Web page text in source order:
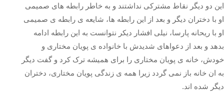
این دو دیگر نقاط مشترکی نداشتند و به خاطر رابطه های صمیمی
او با دختران دیگر و بعد از این رابطه ها، شایعه ی رابطه ی صمیمی
او با ریحانه پارسا، نیلی افشار دیکر نتوانست به این رابطه ادامه
بدهد و بعد از دعواهای شدیدش با خانواده ی پویان مختاری و
خودش، خانه ی پویان مختاری را برای همیشه ترک کرد و گفت دیگر
به ان خانه باز نمی گردد زیرا همه ی زندگی پویان مختاری، دختران
دیگر شده اند‌.